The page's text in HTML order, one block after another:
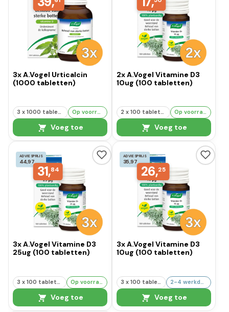
3x A.Vogel Urticalcin
(1000 tabletten)
3 x 1000 tabletten Op voorraad
Voeg toe
2x A.Vogel Vitamine D3
10ug (100 tabletten)
2 x 100 tabletten Op voorraad
Voeg toe
ADVIESPRIJS
44,97
31,84
3x A.Vogel Vitamine D3
25ug (100 tabletten)
Voeg toe
ADVIESPRIJS
35,97
26,25
3x A.Vogel Vitamine D3
10ug (100 tabletten)
Voeg toe